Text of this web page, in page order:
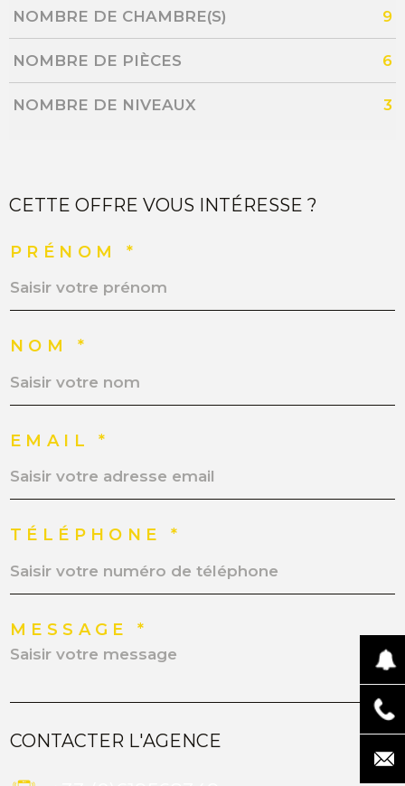
NOMBRE DE CHAMBRE(S) 9
NOMBRE DE PIÈCES 6
NOMBRE DE NIVEAUX 3
CETTE OFFRE VOUS INTÉRESSE ?
PRÉNOM *
NOM *
EMAIL *
TÉLÉPHONE *
MESSAGE *
CONTACTER L'AGENCE